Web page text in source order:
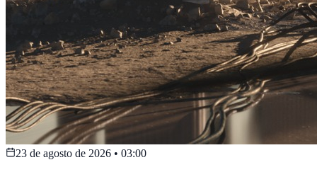
23 de agosto de 2026 • 03:00